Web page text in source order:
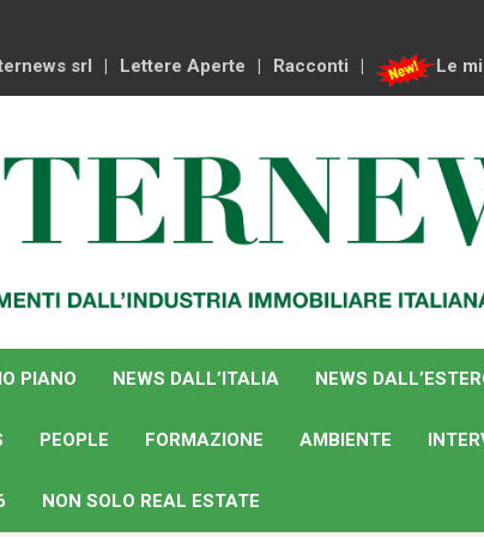
srl Lettere Aperte Racconti Le
PIANO NEWS DALL’ITALIA NEWS
PEOPLE FORMAZIONE AMBIENTE
NON SOLO REAL ESTATE